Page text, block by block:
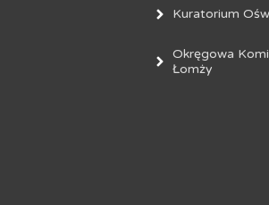
Kuratorium
Okręgowa
Łomży